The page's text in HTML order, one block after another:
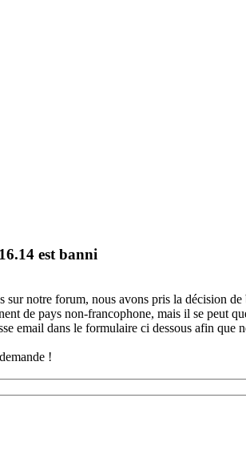
est banni
sur notre forum, nous avons pris la décision de
de pays non-francophone, mais il se peut
email dans le formulaire ci dessous afin
!